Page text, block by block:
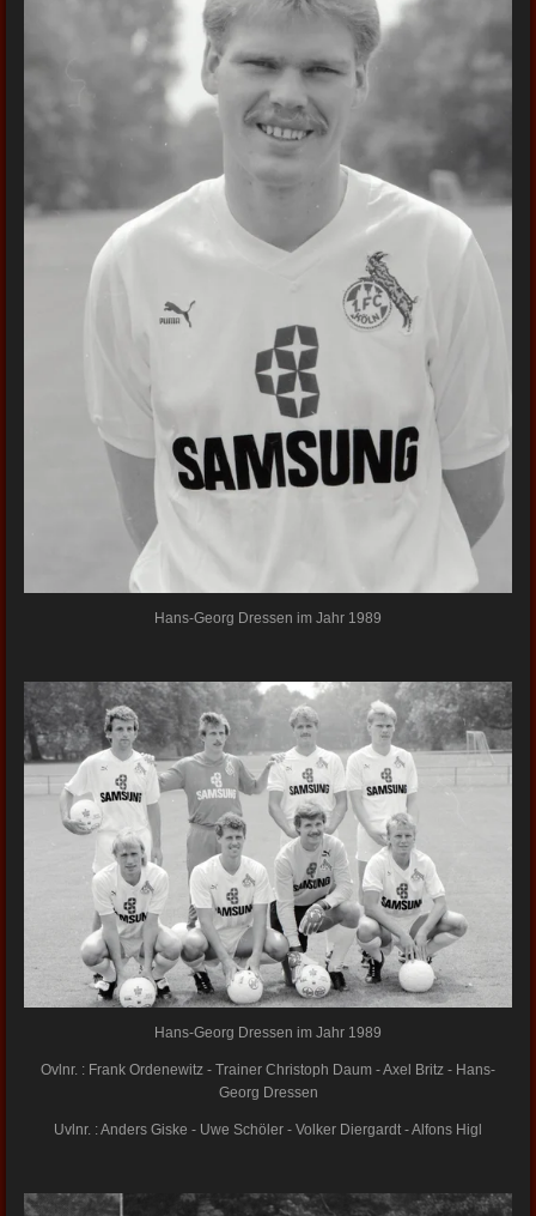
Hans-Georg Dressen im Jahr 1989
Hans-Georg Dressen im Jahr 1989
Ovlnr. : Frank Ordenewitz - Trainer Christoph Daum - Axel Britz - Hans-
Georg Dressen
Uvlnr. : Anders Giske - Uwe Schöler - Volker Diergardt - Alfons Higl